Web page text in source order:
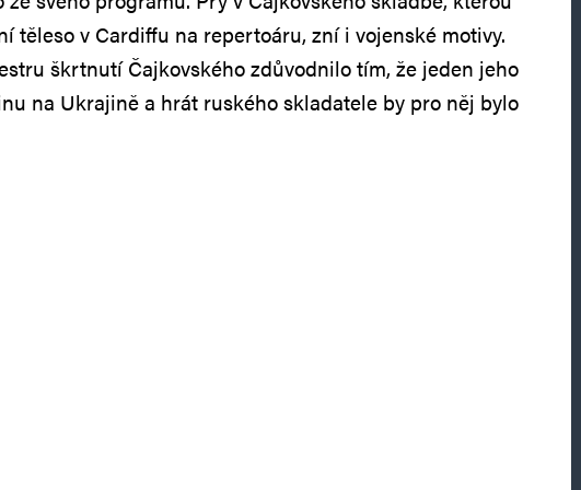
těleso v Cardiffu na repertoáru, zní i vojenské motivy.
škrtnutí Čajkovského zdůvodnilo tím, že jeden jeho
na Ukrajině a hrát ruského skladatele by pro něj bylo